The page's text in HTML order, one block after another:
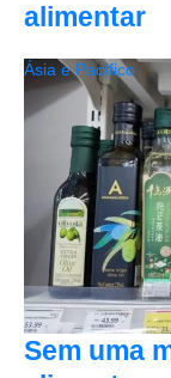
alimentar
Sem uma
Ásia e Pacífico